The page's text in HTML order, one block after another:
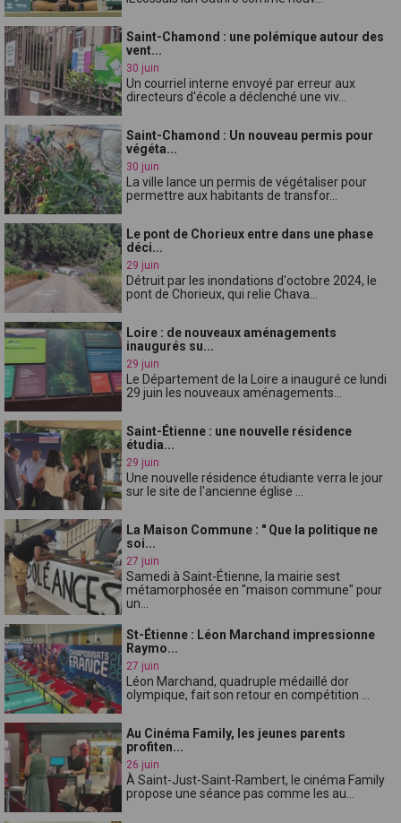
Saint-Chamond : une polémique autour des
vent...
30 juin
Un courriel interne envoyé par erreur aux
directeurs d'école a déclenché une viv...
Saint-Chamond : Un nouveau permis pour
végéta...
30 juin
La ville lance un permis de végétaliser pour
permettre aux habitants de transfor...
Le pont de Chorieux entre dans une phase
déci...
29 juin
Détruit par les inondations d'octobre 2024, le
pont de Chorieux, qui relie Chava...
Loire : de nouveaux aménagements
inaugurés su...
29 juin
Le Département de la Loire a inauguré ce lundi
29 juin les nouveaux aménagements...
Saint-Étienne : une nouvelle résidence
étudia...
29 juin
Une nouvelle résidence étudiante verra le jour
sur le site de l'ancienne église ...
La Maison Commune : " Que la politique ne
soi...
27 juin
Samedi à Saint-Étienne, la mairie sest
métamorphosée en "maison commune" pour
un...
St-Étienne : Léon Marchand impressionne
Raymo...
27 juin
Léon Marchand, quadruple médaillé dor
olympique, fait son retour en compétition ...
Au Cinéma Family, les jeunes parents
profiten...
26 juin
À Saint-Just-Saint-Rambert, le cinéma Family
propose une séance pas comme les au...